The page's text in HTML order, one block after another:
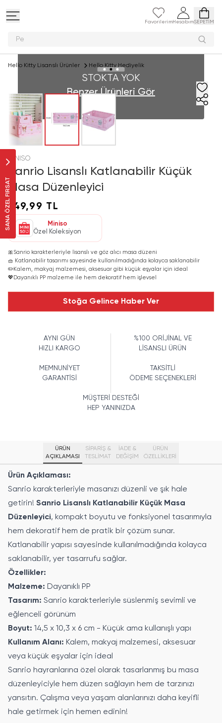
Favorilerim HesabımSEPETİM
Peluş
SANA ÖZEL FIRSAT
Hello Kitty Lisanslı Ürünler Hello Kitty Hediyelik
STOKTA YOK
Benzer Ürünleri Gör
MINISO
Sanrio Lisanslı Katlanabilir Küçük
Masa Düzenleyici
149,99 TL
Miniso
Özel Koleksiyon
🎀 Sanrio karakterleriyle lisanslı ve göz alıcı masa düzeni
🧺 Katlanabilir tasarımı sayesinde kullanılmadığında kolayca saklanabilir
✏️Kalem, makyaj malzemesi, aksesuar gibi küçük eşyalar için ideal
💖 Dayanıklı PP malzeme ile hem dekoratif hem işlevsel
Stoğa Gelince Haber Ver
AYNI GÜN
HIZLI KARGO
%100 ORİJİNAL VE
LİSANSLI ÜRÜN
MEMNUNİYET
GARANTİSİ
TAKSİTLİ
ÖDEME SEÇENEKLERİ
MÜŞTERİ DESTEĞİ
HEP YANINIZDA
ÜRÜN
AÇIKLAMASI
SİPARİŞ &
TESLİMAT
İADE &
DEĞİŞİM
ÜRÜN
ÖZELLIKLERI
Ürün Açıklaması:
Sanrio karakterleriyle masanızı düzenli ve şık hale
getirin! Sanrio Lisanslı Katlanabilir Küçük Masa
Düzenleyici, kompakt boyutu ve fonksiyonel tasarımıyla
hem dekoratif hem de pratik bir çözüm sunar.
Katlanabilir yapısı sayesinde kullanılmadığında kolayca
saklanabilir, yer tasarrufu sağlar.
Özellikler:
Malzeme: Dayanıklı PP
Tasarım: Sanrio karakterleriyle süslenmiş sevimli ve
eğlenceli görünüm
Boyut: 14,5 x 10,3 x 6 cm - Küçük ama kullanışlı yapı
Kullanım Alanı: Kalem, makyaj malzemesi, aksesuar
veya küçük eşyalar için ideal
Sanrio hayranlarına özel olarak tasarlanmış bu masa
düzenleyiciyle hem düzen sağlayın hem de tarzınızı
yansıtın. Çalışma veya yaşam alanlarınızı daha keyifli
hale getirmek için hemen edinin!